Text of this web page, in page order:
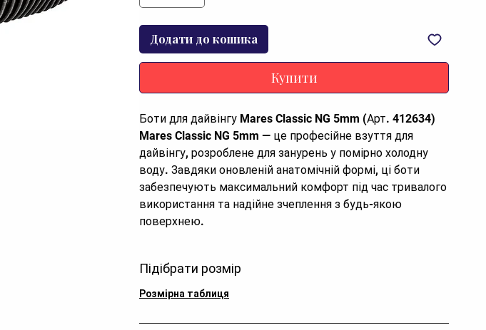
Додати до кошика
Купити
Боти для дайвінгу Mares Classic NG 5mm (Арт. 412634)
Mares Classic NG 5mm — це професійне взуття для
дайвінгу, розроблене для занурень у помірно холодну
воду. Завдяки оновленій анатомічній формі, ці боти
забезпечують максимальний комфорт під час тривалого
використання та надійне зчеплення з будь-якою
поверхнею.
Матеріал: Високоякісний неопрен товщиною 5 мм.
Тип підошви: Тверда вулканізована гума з
Застібка: Посилена корозійностійка блискавка YKK з
Підібрати розмір
Розмірна таблиця